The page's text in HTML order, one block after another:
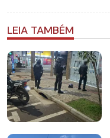
LEIA TAMBÉM